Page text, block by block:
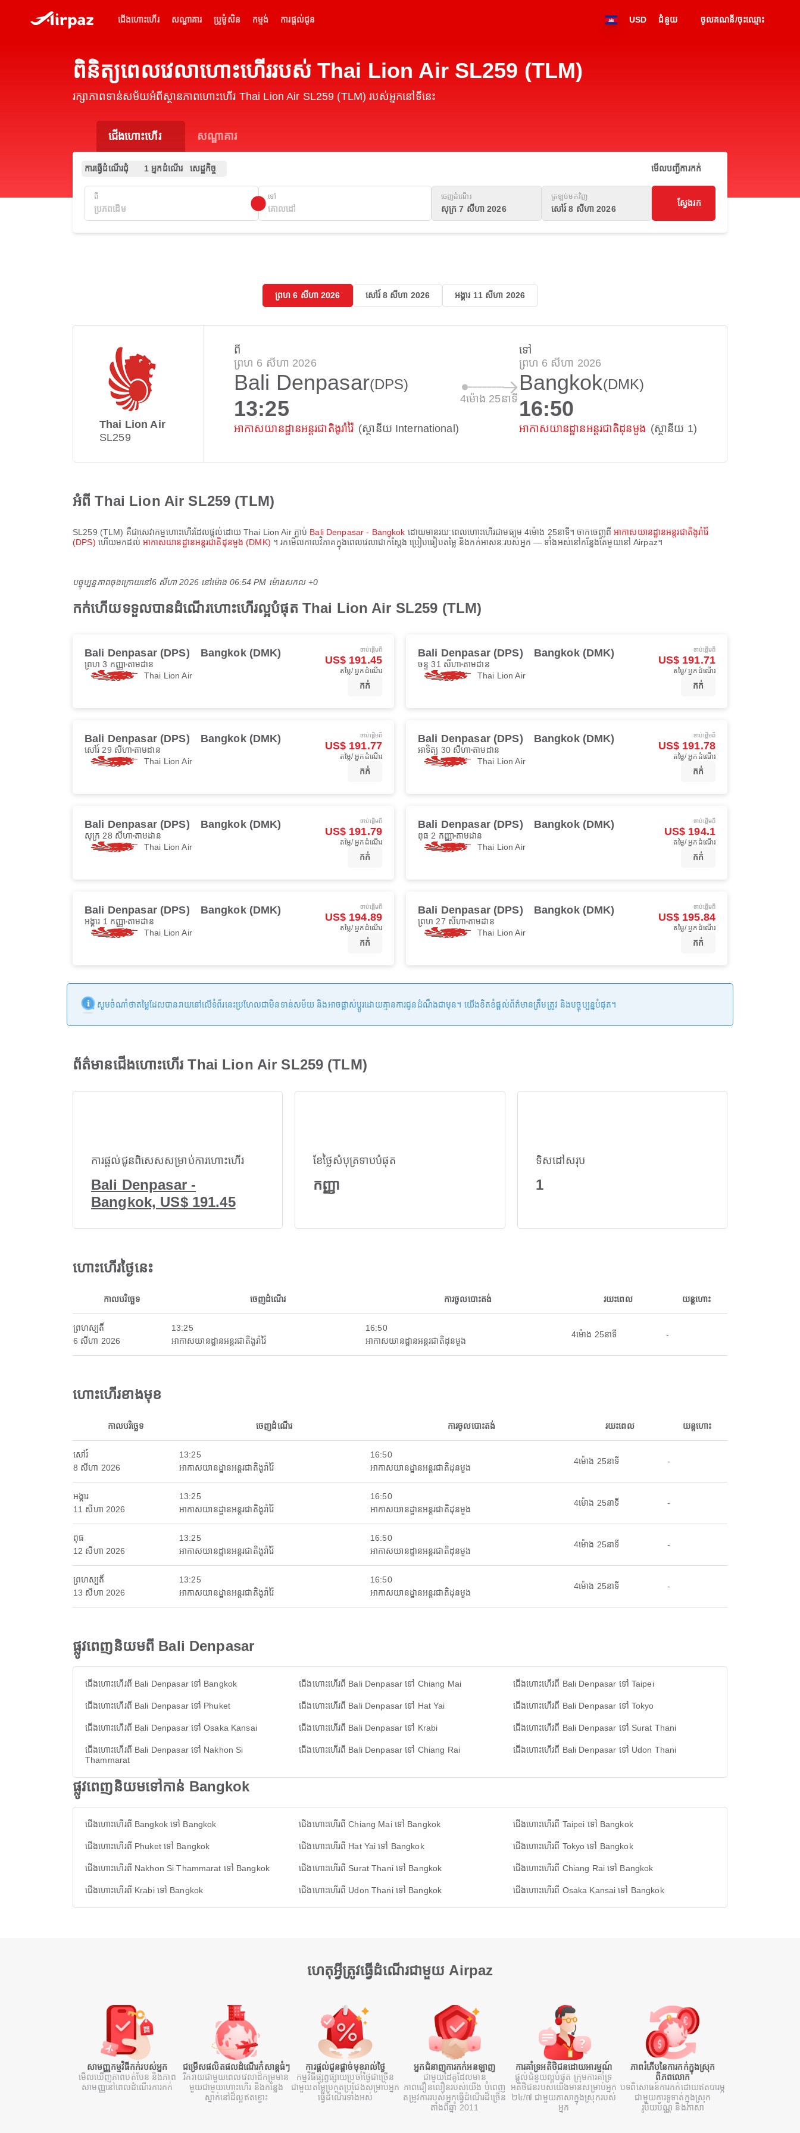
ជើងហោះហើរ សណ្ឋាគារ ប្រូម៉ូសិន កម្មង់ ការផ្តល់ជូន USD ជំនួយ ចូលគណនី/ចុះឈ្មោះ
ពិនិត្យពេលវេលាហោះហើររបស់ Thai Lion Air SL259 (TLM)
រក្សាភាពទាន់សម័យអំពីស្ថានភាពហោះហើរ Thai Lion Air SL259 (TLM) របស់អ្នកនៅទីនេះ
ជើងហោះហើរ សណ្ឋាគារ
ការធ្វើដំណើរជុំ 1 អ្នកដំណើរ សេដ្ឋកិច្ច មើលបញ្ជីការកក់
ពី ទៅ ចេញដំណើរ
សុក្រ 7 សីហា 2026
ត្រឡប់មកវិញ
សៅរ៍ 8 សីហា 2026
ស្វែងរក
ព្រហ 6 សីហា 2026 សៅរ៍ 8 សីហា 2026 អង្គារ 11 សីហា 2026
Thai Lion Air
SL259
ពី
ព្រហ 6 សីហា 2026
Bali Denpasar(DPS)
13:25
អាកាសយានដ្ឋានអន្តរជាតិងូរ៉ារ៉ៃ (ស្ថានីយ International)
4ម៉ោង 25នាទី
ទៅ
ព្រហ 6 សីហា 2026
Bangkok(DMK)
16:50
អាកាសយានដ្ឋានអន្តរជាតិដុនមួង (ស្ថានីយ 1)
អំពី Thai Lion Air SL259 (TLM)
SL259 (TLM) គឺជាសេវាកម្មហោះហើរដែលផ្តល់ដោយ Thai Lion Airភ្ជាប់ Bali Denpasar - Bangkok ដោយមានរយៈពេលហោះហើរជាមធ្យម 4ម៉ោង 25នាទី។ ចាកចេញពីអាកាសយានដ្ឋានអន្តរជាតិងូរ៉ារ៉ៃ
(DPS) ហើយមកដល់ អាកាសយានដ្ឋានអន្តរជាតិដុនមួង (DMK) ។ រកមើលកាលវិភាគក្នុងពេលវេលាជាក់ស្តែង ប្រៀបធៀបតម្លៃ និងកក់អាសនៈរបស់អ្នក — ទាំងអស់នៅកន្លែងតែមួយនៅ Airpaz។
បច្ចុប្បន្នភាពចុងក្រោយនៅ6 សីហា 2026 នៅ​ម៉ោង 06:54 PM ម៉ោង​សកល +0
កក់ហើយទទួលបានដំណើរហោះហើរល្អបំផុត Thai Lion Air SL259 (TLM)
Bali Denpasar (DPS) Bangkok (DMK)
ព្រហ 3 កញ្ញា តាមដាន
Thai Lion Air
ចាប់ផ្ដើមពី
US$ 191.45
តម្លៃ/ អ្នកដំណើរ
កក់
Bali Denpasar (DPS) Bangkok (DMK)
ចន្ទ 31 សីហា តាមដាន
Thai Lion Air
ចាប់ផ្ដើមពី
US$ 191.71
តម្លៃ/ អ្នកដំណើរ
កក់
Bali Denpasar (DPS) Bangkok (DMK)
សៅរ៍ 29 សីហា តាមដាន
Thai Lion Air
ចាប់ផ្ដើមពី
US$ 191.77
តម្លៃ/ អ្នកដំណើរ
កក់
Bali Denpasar (DPS) Bangkok (DMK)
អាទិត្យ 30 សីហា តាមដាន
Thai Lion Air
ចាប់ផ្ដើមពី
US$ 191.78
តម្លៃ/ អ្នកដំណើរ
កក់
Bali Denpasar (DPS) Bangkok (DMK)
សុក្រ 28 សីហា តាមដាន
Thai Lion Air
ចាប់ផ្ដើមពី
US$ 191.79
តម្លៃ/ អ្នកដំណើរ
កក់
Bali Denpasar (DPS) Bangkok (DMK)
ពុធ 2 កញ្ញា តាមដាន
Thai Lion Air
ចាប់ផ្ដើមពី
US$ 194.1
តម្លៃ/ អ្នកដំណើរ
កក់
Bali Denpasar (DPS) Bangkok (DMK)
អង្គារ 1 កញ្ញា តាមដាន
Thai Lion Air
ចាប់ផ្ដើមពី
US$ 194.89
តម្លៃ/ អ្នកដំណើរ
កក់
Bali Denpasar (DPS) Bangkok (DMK)
ព្រហ 27 សីហា តាមដាន
Thai Lion Air
ចាប់ផ្ដើមពី
US$ 195.84
តម្លៃ/ អ្នកដំណើរ
កក់
សូមចំណាំថាតម្លៃដែលបានរាយនៅលើទំព័រនេះប្រហែលជាមិនទាន់សម័យ និងអាចផ្លាស់ប្តូរដោយគ្មានការជូនដំណឹងជាមុន។ យើងខិតខំផ្តល់ព័ត៌មានត្រឹមត្រូវ និងបច្ចុប្បន្នបំផុត។
ព័ត៌មានជើងហោះហើរ Thai Lion Air SL259 (TLM)
ការផ្តល់ជូនពិសេសសម្រាប់ការហោះហើរ
Bali Denpasar -
Bangkok, US$ 191.45
ខែថ្លៃសំបុត្រទាបបំផុត
កញ្ញា
ទិសដៅសរុប
1
ហោះហើរថ្ងៃនេះ
កាលបរិច្ឆេទ ចេញដំណើរ ការចូលបោះតង់ រយះពេល យន្តហោះ
ព្រហស្បតិ៍
6 សីហា 2026
13:25
អាកាសយានដ្ឋានអន្តរជាតិងូរ៉ារ៉ៃ
16:50
អាកាសយានដ្ឋានអន្តរជាតិដុនមួង
4ម៉ោង 25នាទី -
ហោះហើរខាងមុខ
កាលបរិច្ឆេទ ចេញដំណើរ ការចូលបោះតង់ រយះពេល យន្តហោះ
សៅរ៍
8 សីហា 2026
13:25
អាកាសយានដ្ឋានអន្តរជាតិងូរ៉ារ៉ៃ
16:50
អាកាសយានដ្ឋានអន្តរជាតិដុនមួង
4ម៉ោង 25នាទី -
អង្គារ
11 សីហា 2026
13:25
អាកាសយានដ្ឋានអន្តរជាតិងូរ៉ារ៉ៃ
16:50
អាកាសយានដ្ឋានអន្តរជាតិដុនមួង
4ម៉ោង 25នាទី -
ពុធ
12 សីហា 2026
13:25
អាកាសយានដ្ឋានអន្តរជាតិងូរ៉ារ៉ៃ
16:50
អាកាសយានដ្ឋានអន្តរជាតិដុនមួង
4ម៉ោង 25នាទី -
ព្រហស្បតិ៍
13 សីហា 2026
13:25
អាកាសយានដ្ឋានអន្តរជាតិងូរ៉ារ៉ៃ
16:50
អាកាសយានដ្ឋានអន្តរជាតិដុនមួង
4ម៉ោង 25នាទី -
ផ្លូវពេញនិយមពី Bali Denpasar
ជើងហោះហើរពី Bali Denpasar ទៅ Bangkok ជើងហោះហើរពី Bali Denpasar ទៅ Chiang Mai ជើងហោះហើរពី Bali Denpasar ទៅ Taipei
ជើងហោះហើរពី Bali Denpasar ទៅ Phuket ជើងហោះហើរពី Bali Denpasar ទៅ Hat Yai ជើងហោះហើរពី Bali Denpasar ទៅ Tokyo
ជើងហោះហើរពី Bali Denpasar ទៅ Osaka Kansai ជើងហោះហើរពី Bali Denpasar ទៅ Krabi ជើងហោះហើរពី Bali Denpasar ទៅ Surat Thani
ជើងហោះហើរពី Bali Denpasar ទៅ Nakhon Si
Thammarat
ជើងហោះហើរពី Bali Denpasar ទៅ Chiang Rai ជើងហោះហើរពី Bali Denpasar ទៅ Udon Thani
ផ្លូវពេញនិយមទៅកាន់ Bangkok
ជើងហោះហើរពី Bangkok ទៅ Bangkok ជើងហោះហើរពី Chiang Mai ទៅ Bangkok ជើងហោះហើរពី Taipei ទៅ Bangkok
ជើងហោះហើរពី Phuket ទៅ Bangkok ជើងហោះហើរពី Hat Yai ទៅ Bangkok ជើងហោះហើរពី Tokyo ទៅ Bangkok
ជើងហោះហើរពី Nakhon Si Thammarat ទៅ Bangkok ជើងហោះហើរពី Surat Thani ទៅ Bangkok ជើងហោះហើរពី Chiang Rai ទៅ Bangkok
ជើងហោះហើរពី Krabi ទៅ Bangkok ជើងហោះហើរពី Udon Thani ទៅ Bangkok ជើងហោះហើរពី Osaka Kansai ទៅ Bangkok
ហេតុអ្វីត្រូវធ្វើដំណើរជាមួយ Airpaz
សាមញ្ញកម្មវិធីកក់របស់អ្នក
មើលឃើញភាពបត់បែន និងភាព
សាមញ្ញនៅពេលដំណើរការកក់
ជម្រើសផលិតផលដំណើរកំសាន្តធំៗ
រីករាយជាមួយពេលវេលាដ៏កម្រមាន
មួយជាមួយហោះហើរ និងកន្លែង
ស្នាក់នៅដ៏ល្អឥតខ្ចោះ
ការផ្តល់ជូនផ្តាច់មុខរាល់ថ្ងៃ
កម្មវិធីផ្សព្វផ្សាយប្រចាំថ្ងៃជាច្រើន
ជាមួយតម្លៃប្រកួតប្រជែងសម្រាប់អ្នក
ធ្វើដំណើរទាំងអស់
អ្នកជំនាញការកក់អនឡាញ
ជាមួយដៃគូដែលមាន
ភាពជឿនលឿនរបស់យើង បំពេញ
តម្រូវការរបស់អ្នកធ្វើដំណើរដ៏ច្រើន
តាំងពីឆ្នាំ 2011
ការគាំទ្រអតិថិជនដោយអារម្មណ៍
ផ្តល់ជំនួយល្អបំផុត ក្រុមការគាំទ្រ
អតិថិជនរបស់យើងមានសម្រាប់អ្នក
២៤/៧ ជាមួយភាសាក្នុងស្រុករបស់
អ្នក
ភាពរំភើបនៃការកក់ក្នុងស្រុក
ពិភពលោក
បទពិសោធន៍ការកក់ដោយឥតបារម្ភ
ជាមួយការទូទាត់ក្នុងស្រុក
រូបិយប័ណ្ណ និងភាសា